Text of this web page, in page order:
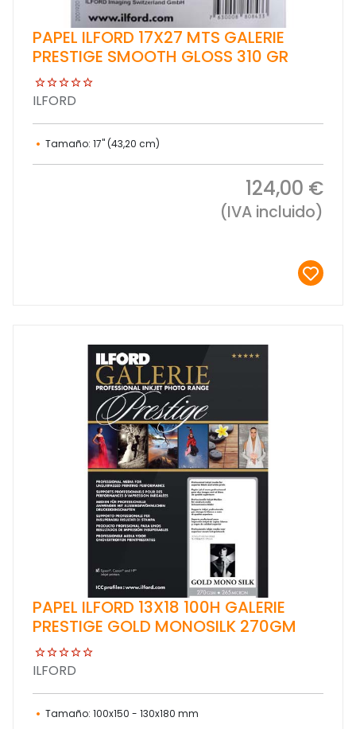
PAPEL ILFORD 17X27 MTS GALERIE
PRESTIGE SMOOTH GLOSS 310 GR
ILFORD
Tamaño: 17" (43,20 cm)
124,00 €
(IVA incluido)
PAPEL ILFORD 13X18 100H GALERIE
PRESTIGE GOLD MONOSILK 270GM
ILFORD
Tamaño: 100x150 - 130x180 mm